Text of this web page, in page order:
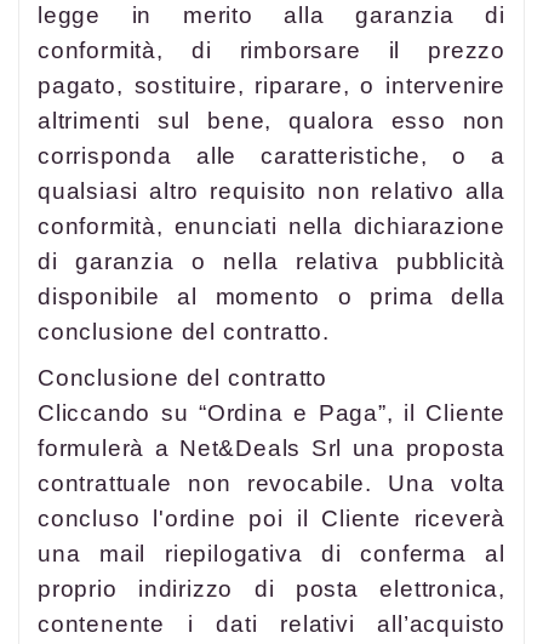
legge in merito alla garanzia di
conformità, di rimborsare il prezzo
pagato, sostituire, riparare, o intervenire
altrimenti sul bene, qualora esso non
corrisponda alle caratteristiche, o a
qualsiasi altro requisito non relativo alla
conformità, enunciati nella dichiarazione
di garanzia o nella relativa pubblicità
disponibile al momento o prima della
conclusione del contratto.
Conclusione del contratto
Cliccando su “Ordina e Paga”, il Cliente
formulerà a Net&Deals Srl una proposta
contrattuale non revocabile. Una volta
concluso l'ordine poi il Cliente riceverà
una mail riepilogativa di conferma al
proprio indirizzo di posta elettronica,
contenente i dati relativi all’acquisto